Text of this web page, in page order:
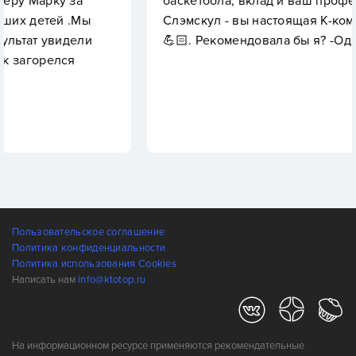
Слэмскул - вы настоящая К-команда, так
💪🏻. Рекомендовала бы я? -Однзначно
Пользовательское соглашение
Политика конфиденциальности
Политика использования Cookies
Написать нам info@ktotop.ru
На информационном ресурсе применяются рекомендательные